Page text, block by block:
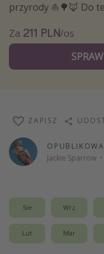
Wakacje Last Minute
Wakacje All Inclusive
Wakacje do 1000 PLN
Wakacje z dziećmi
City Break
Hotele SPA i wellness
Sylwester za granicą
Wyjazdy na Majówkę
Wszystkie
przyrody ⛵️🌳🦊 Do
Za 211 PLN/os
Jackie Sparrow ·
ZAPISZ
Sie Wrz
Lut Mar